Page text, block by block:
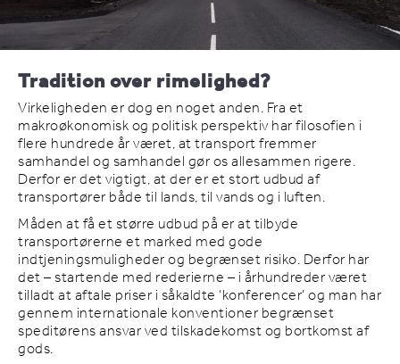
Tradition over rimelighed?
Virkeligheden er dog en noget anden. Fra et
makroøkonomisk og politisk perspektiv har filosofien i
flere hundrede år været, at transport fremmer
samhandel og samhandel gør os allesammen rigere.
Derfor er det vigtigt, at der er et stort udbud af
transportører både til lands, til vands og i luften.
Måden at få et større udbud på er at tilbyde
transportørerne et marked med gode
indtjeningsmuligheder og begrænset risiko. Derfor har
det – startende med rederierne – i århundreder været
tilladt at aftale priser i såkaldte ‘konferencer’ og man har
gennem internationale konventioner begrænset
speditørens ansvar ved tilskadekomst og bortkomst af
gods.